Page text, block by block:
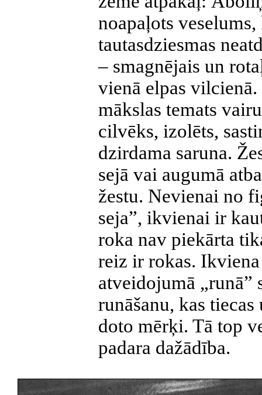
noapaļots
tautasdziesmas
– smagnējais un
vienā elpas
mākslas temats
cilvēks, izolēts,
dzirdama saruna.
sejā vai augumā
žestu. Nevienai no
seja”, ikvienai ir
roka nav piekārta
reiz ir rokas.
atveidojumā „runā”
runāšanu, kas
doto mērķi. Tā top
padara dažādība.